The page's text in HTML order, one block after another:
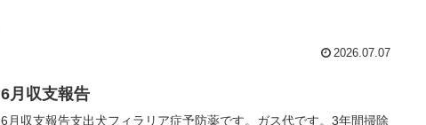
2026.07.07
6月収支報告
6月収支報告支出犬フィラリア症予防薬です。ガス代です。3年間掃除